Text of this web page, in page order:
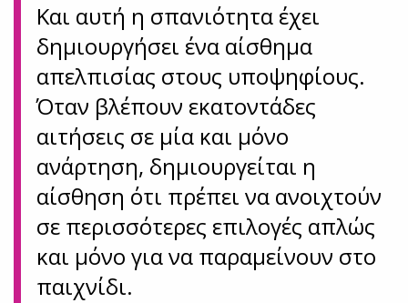
Και αυτή η σπανιότητα έχει
δημιουργήσει ένα αίσθημα
απελπισίας στους υποψηφίους.
Όταν βλέπουν εκατοντάδες
αιτήσεις σε μία και μόνο
ανάρτηση, δημιουργείται η
αίσθηση ότι πρέπει να ανοιχτούν
σε περισσότερες επιλογές απλώς
και μόνο για να παραμείνουν στο
παιχνίδι.